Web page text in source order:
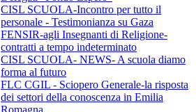
CISL SCUOLA-Incontro per tutto il
personale - Testimonianza su Gaza
FENSIR-agli Insegnanti di Religione-
contratti a tempo indeterminato
CISL SCUOLA- NEWS- A scuola diamo
forma al futuro
FLC CGIL - Sciopero Generale-la risposta
dei settori della conoscenza in Emilia